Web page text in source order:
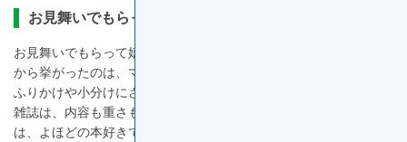
お見舞いでもらって嬉しいもの、困るもの
お見舞いでもらって嬉しいものとは何でしょう？ 先輩患者さん
から挙がったのは、マンガや雑誌、また、食事制限がない場合は
ふりかけや小分けにされた調味料などでした。ただし、マンガ、
雑誌は、内容も重さも、軽いものを選びましょう。文字の多い本
は、よほどの本好きでない限り、避けたほうが無難です。文章を